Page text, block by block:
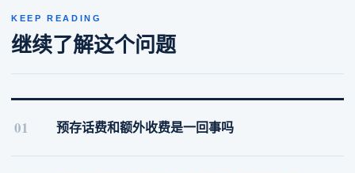
KEEP READING
继续了解这个问题
01 预存话费和额外收费是一回事吗